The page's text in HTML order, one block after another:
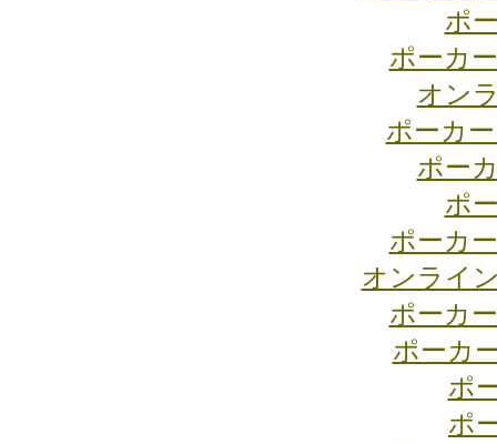
ポ
ポーカ
オン
ポーカ
ポー
ポ
ポーカ
オンライ
ポーカ
ポーカ
ポ
ポ